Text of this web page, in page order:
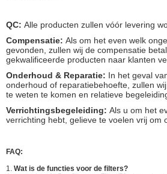
QC: Alle producten zullen vóór levering
Compensatie: Als om het even welk
gevonden, zullen wij de compensatie
gekwalificeerde producten naar klanten
Onderhoud & Reparatie: In het geval
onderhoud of reparatiebehoefte, zullen
te weten te komen en relatieve
Verrichtingsbegeleiding: Als u om het
verrichting hebt, gelieve te voelen vrij om
FAQ:
1. Wat is de functies voor de filters?